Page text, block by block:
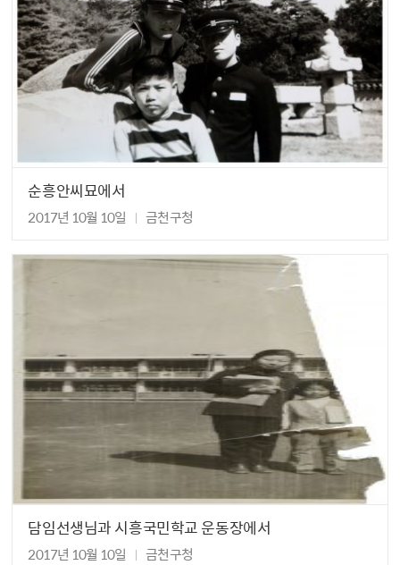
순흥안씨묘에서
2017년 10월 10일 금천구청
담임선생님과 시흥국민학교 운동장에서
2017년 10월 10일 금천구청